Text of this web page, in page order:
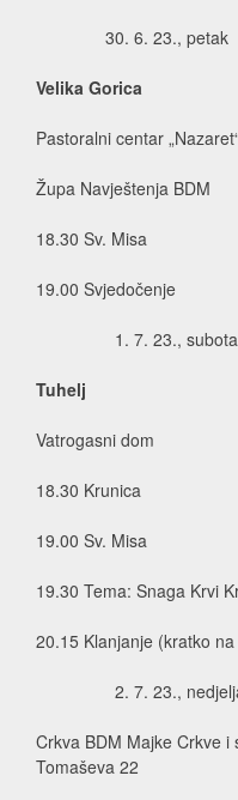
6. 23., petak
Velika Gorica
Pastoralni centar
Župa Navještenja BDM
18.30 Sv. Misa
19.00 Svjedočenje
7. 23., subota
Tuhelj
Vatrogasni dom
18.30 Krunica
19.00 Sv. Misa
19.30 Tema: Snaga Krvi
20.15 Klanjanje (kratko
7. 23.,
Crkva BDM Majke Crkve i
Tomaševa 22